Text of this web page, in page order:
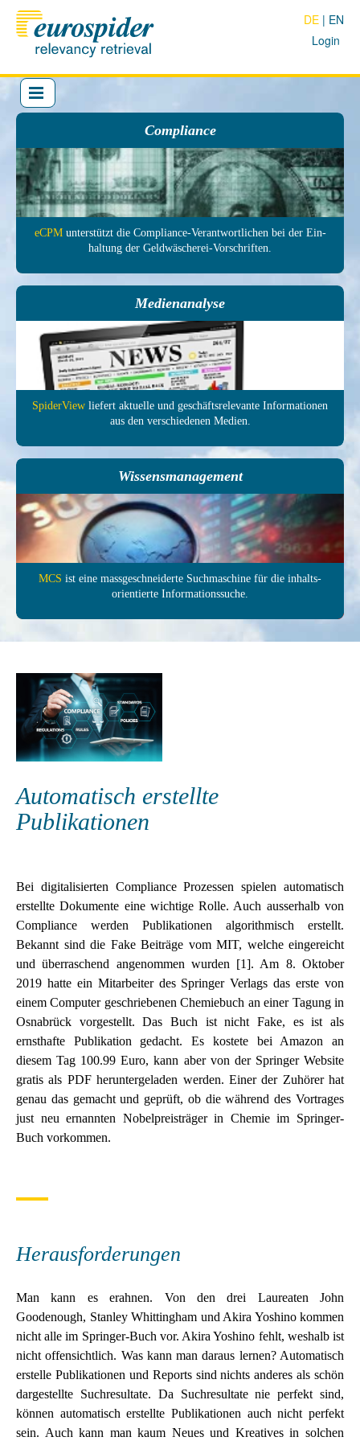
Login
DE EN
Compliance
eCPMunter­stützt die Com­pliance-Ver­antwort­lichen bei der Ein­
haltung der Geld­wäscherei-Vor­schrif­ten.
Medienanalyse
SpiderView liefert aktuelle und ge­schäfts­relevante In­forma­tionen
aus den ver­schie­denen Medien.
Wissensmanagement
MCS ist eine mass­ge­schneiderte Such­maschine für die inhalts­
orientierte In­formations­suche.
Automatisch erstellte
Publikationen
Bei digitalisierten Compliance Prozessen spielen automatisch
erstellte Dokumente eine wichtige Rolle. Auch ausserhalb von
Compliance werden Publikationen algorithmisch erstellt.
Bekannt sind die Fake Beiträge vom MIT, welche eingereicht
und überraschend angenommen wurden [1]. Am 8. Oktober
2019 hatte ein Mitarbeiter des Springer Verlags das erste von
einem Computer geschriebenen Chemiebuch an einer Tagung in
Osnabrück vorgestellt. Das Buch ist nicht Fake, es ist als
ernsthafte Publikation gedacht. Es kostete bei Amazon an
diesem Tag 100.99 Euro, kann aber von der Springer Website
gratis als PDF heruntergeladen werden. Einer der Zuhörer hat
genau das gemacht und geprüft, ob die während des Vortrages
just neu ernannten Nobelpreisträger in Chemie im Springer-
Buch vorkommen.
Herausforderungen
Man kann es erahnen. Von den drei Laureaten John
Goodenough, Stanley Whittingham und Akira Yoshino kommen
nicht alle im Springer-Buch vor. Akira Yoshino fehlt, weshalb ist
nicht offensichtlich. Was kann man daraus lernen? Automatisch
erstelle Publikationen und Reports sind nichts anderes als schön
dargestellte Suchresultate. Da Suchresultate nie perfekt sind,
können automatisch erstellte Publikationen auch nicht perfekt
sein. Auch kann man kaum Neues und Kreatives in solchen